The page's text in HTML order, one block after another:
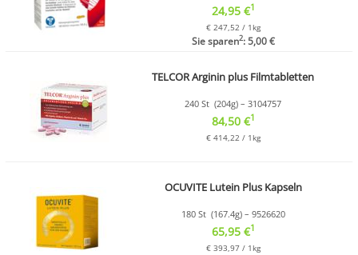
24,95 €1
€ 247,52 / 1kg
Sie sparen2: 5,00 €
TELCOR Arginin plus Filmtabletten
240 St (204g) – 3104757
84,50 €1
€ 414,22 / 1kg
OCUVITE Lutein Plus Kapseln
180 St (167.4g) – 9526620
65,95 €1
€ 393,97 / 1kg